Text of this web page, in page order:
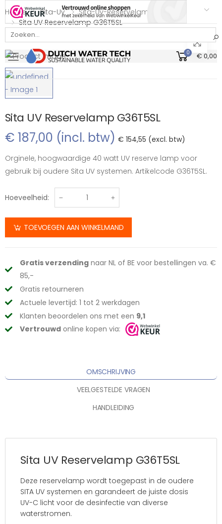
Bekijk onze Webwinkelkeur beoordeling
Toggle mobile menu
0 € 0,00
Home Sita-Uv
Sita-Uv-Reservelampen
Sita UV Reservelamp G36T5SL
Sita UV Reservelamp G36T5SL
€ 187,00 (incl. btw) € 154,55 (excl. btw)
Orginele, hoogwaardige 40 watt UV reserve lamp voor
gebruik bij oudere Sita UV systemen. Artikelcode G36T5SL.
Hoeveelheid:
TOEVOEGEN AAN WINKELMAND
Gratis verzending naar NL of BE voor bestellingen va. €
85,-
Gratis retourneren
Actuele levertijd: 1 tot 2 werkdagen
Klanten beoordelen ons met een 9,1
Vertrouwd online kopen via:
OMSCHRIJVING
VEELGESTELDE VRAGEN
HANDLEIDING
Sita UV Reservelamp G36T5SL
Deze reservelamp wordt toegepast in de oudere
SITA UV systemen en garandeert de juiste dosis
UV-C licht voor de desinfectie van diverse
waterstromen.